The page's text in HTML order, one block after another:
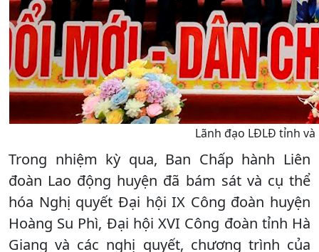
Lãnh đạo LĐLĐ tỉnh và
Trong nhiệm kỳ qua, Ban Chấp hành Liên
đoàn Lao động huyện đã bám sát và cụ thể
hóa Nghị quyết Đại hội IX Công đoàn huyện
Hoàng Su Phì, Đại hội XVI Công đoàn tỉnh Hà
Giang và các nghị quyết, chương trình của